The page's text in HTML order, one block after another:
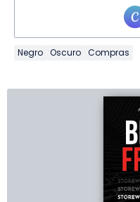
Negro Oscuro Compras